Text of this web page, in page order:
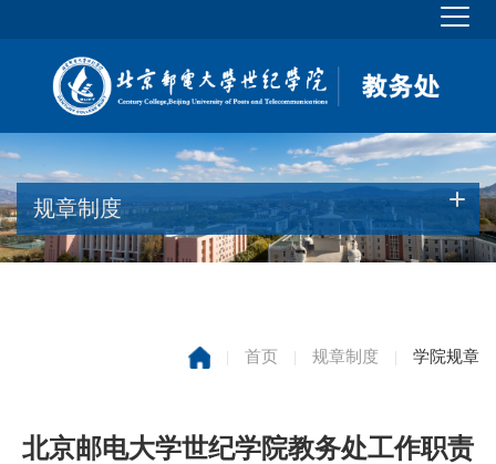
规章制度
| 首页 | 规章制度 | 学院规章
北京邮电大学世纪学院教务处工作职责